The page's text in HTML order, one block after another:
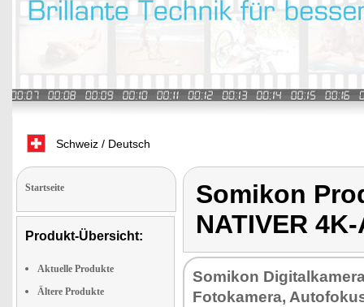
Schweiz / Deutsch
Startseite
Produkt-Übersicht:
Aktuelle Produkte
Ältere Produkte
Somikon
NATIVER
Somikon
Fotokamera,